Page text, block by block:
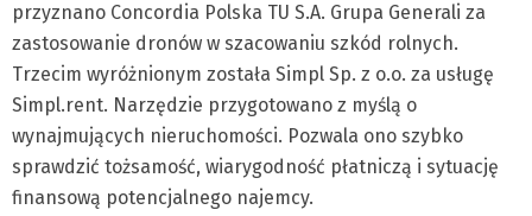
przyznano Concordia Polska TU S.A. Grupa Generali za
zastosowanie dronów w szacowaniu szkód rolnych.
Trzecim wyróżnionym została Simpl Sp. z o.o. za usługę
Simpl.rent. Narzędzie przygotowano z myślą o
wynajmujących nieruchomości. Pozwala ono szybko
sprawdzić tożsamość, wiarygodność płatniczą i sytuację
finansową potencjalnego najemcy.